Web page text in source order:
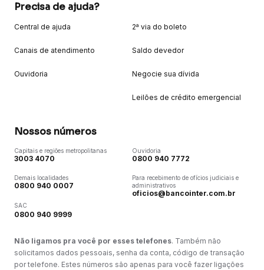
Precisa de ajuda?
Central de ajuda
Canais de atendimento
Ouvidoria
2ª via do boleto
Saldo devedor
Negocie sua dívida
Leilões de crédito emergencial
Nossos números
Capitais e regiões metropolitanas
3003 4070
Demais localidades
0800 940 0007
SAC
0800 940 9999
Ouvidoria
0800 940 7772
Para recebimento de ofícios judiciais e
administrativos
oficios@bancointer.com.br
Não ligamos pra você por esses telefones. Também não
solicitamos dados pessoais, senha da conta, código de transação
por telefone. Estes números são apenas para você fazer ligações